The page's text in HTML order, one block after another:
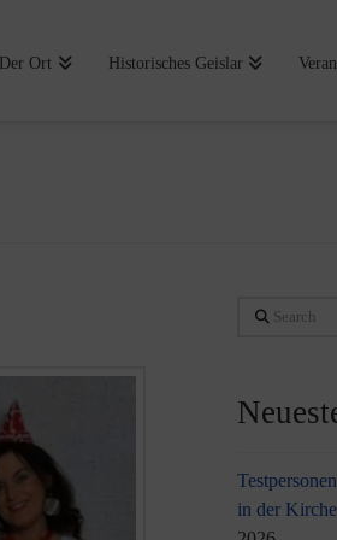
Der Ort Historisches Geislar
Search
in der